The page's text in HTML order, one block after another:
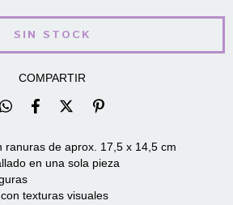
COMPARTIR
ranuras de aprox. 17,5 x 14,5 cm
en una sola pieza
texturas visuales